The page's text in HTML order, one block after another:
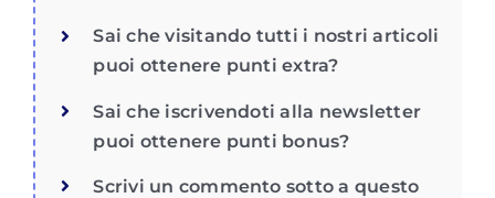
Sai che visitando tutti i nostri articoli
puoi ottenere punti extra?
Sai che iscrivendoti alla newsletter
puoi ottenere punti bonus?
Scrivi un commento sotto a questo